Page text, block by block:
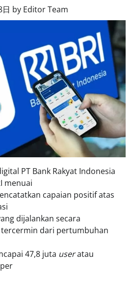
by Editor Team
PT Bank Rakyat Indonesia
menuai
capaian positif atas
dijalankan secara
dari pertumbuhan
47,8 juta useratau